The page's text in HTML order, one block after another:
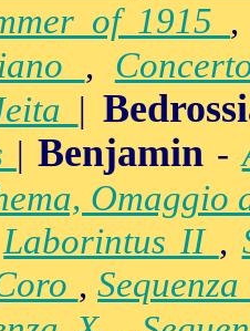
of 1915
,
|
| Benjamin-
Omaggio
Laborintus II ,
,